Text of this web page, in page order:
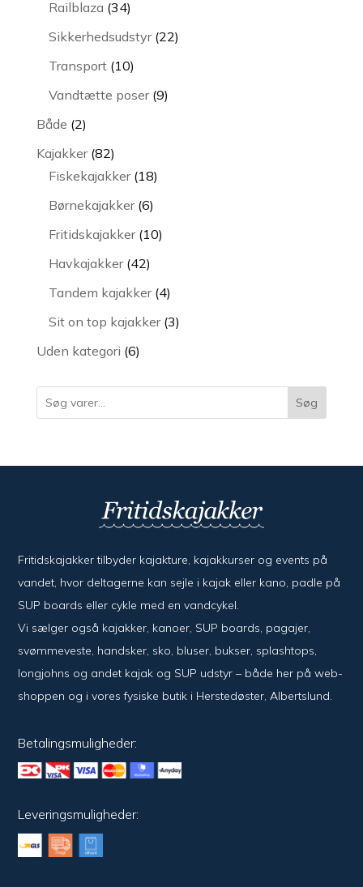
Railblaza 3434
varer
Sikkerhedsudstyr 2222
Transport 1010
varer
Vandtætte poser 99
Både 22
varer
Kajakker 8282
varer
Fiskekajakker 1818
Børnekajakker 66
varer
Fritidskajakker 1010
Havkajakker 4242
varer
Tandem kajakker 44
varer
Sit on top kajakker 33
Uden kategori 66
Søg
Fritidskajakker tilbyder kajak­ture, kajak­kurser og events på
vandet, hvor del­ta­ger­ne kan sejle i kajak eller kano, padle på
SUP boards eller cykle med en vand­cykel.
Vi sælger også kajak­ker, kanoer, SUP boards, pagajer,
svømme­veste, hand­sker, sko, bluser, bukser, splash­tops,
long­johns og andet kajak og SUP udstyr – både her på web­
shoppen og i vores fysiske butik i Her­sted­øster, Alberts­lund.
Betalingsmuligheder:
Leveringsmuligheder: